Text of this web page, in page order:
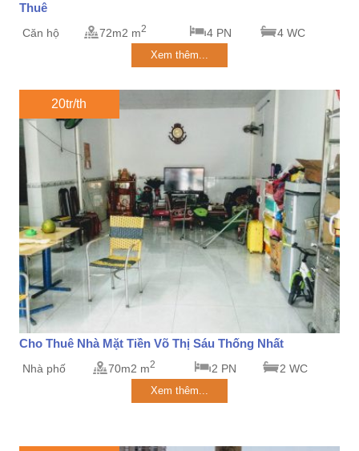
Thuê
Căn hộ 72m2 m2 4 PN 4 WC
Xem thêm...
20tr/th
Cho Thuê Nhà Mặt Tiền Võ Thị Sáu Thống Nhất
Nhà phố 70m2 m2 2 PN 2 WC
Xem thêm...